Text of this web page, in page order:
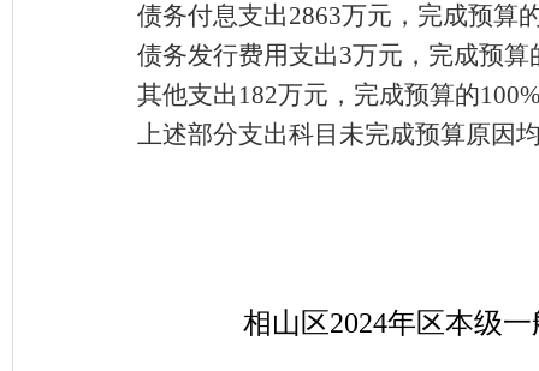
债务付息支出2863万元，完成预算
债务发行费用支出3万元，完成预算
其他支出 182万元，完成预算的
上述部分支出科目未完成预算原因
相山区2024年区本级